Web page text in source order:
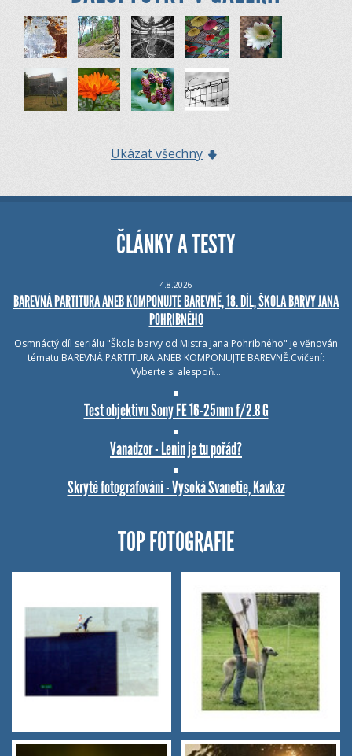
Ukázat všechny
ČLÁNKY A TESTY
4.8.2026
BAREVNÁ PARTITURA ANEB KOMPONUJTE BAREVNĚ, 18. DÍL, ŠKOLA BARVY JANA
POHRIBNÉHO
Osmnáctý díl seriálu "Škola barvy od Mistra Jana Pohribného" je věnován
tématu BAREVNÁ PARTITURA ANEB KOMPONUJTE BAREVNĚ.Cvičení:
Vyberte si alespoň…
Test objektivu Sony FE 16-25mm f/2.8 G
Vanadzor - Lenin je tu pořád?
Skryté fotografování - Vysoká Svanetie, Kavkaz
TOP FOTOGRAFIE